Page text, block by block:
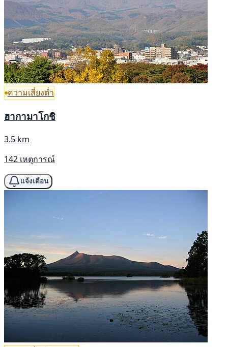
ความเสี่ยงต่ำ
ฮากามาโกชิ
3.5 km
142 เหตุการณ์
แจ้งเตือน